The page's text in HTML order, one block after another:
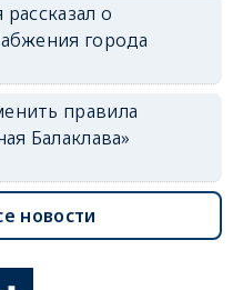
о
города
правила
Балаклава»
новости